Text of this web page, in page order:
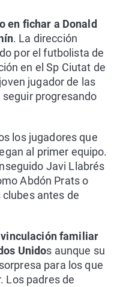
en fichar a Donald
. La dirección
por el futbolista de
en el Sp Ciutat de
jugador de las
progresando
los jugadores que
al primer equipo.
Javi Llabrés
Abdón Prats o
antes de
familiar
Unidos aunque su
para los que
Los padres de